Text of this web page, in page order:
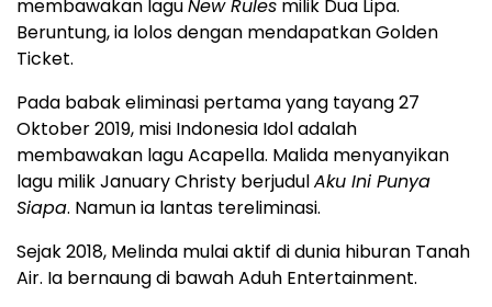
membawakan laguNew Rules milik Dua Lipa.
Beruntung, ia lolos dengan mendapatkan Golden
Ticket.
Pada babak eliminasi pertama yang tayang 27
Oktober 2019, misi Indonesia Idol adalah
membawakan lagu Acapella. Malida menyanyikan
lagu milik January Christy berjudulAku Ini Punya
Siapa. Namun ia lantas tereliminasi.
Sejak 2018, Melinda mulai aktif di dunia hiburan Tanah
Air. Ia bernaung di bawah Aduh Entertainment.